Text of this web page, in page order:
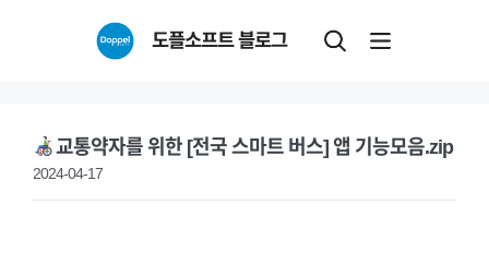
도플소프트 블로그
교통약자를 위한 [전국 스마트 버스] 앱 기능모음.zip
2024-04-17